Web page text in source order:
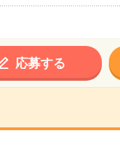
応募する